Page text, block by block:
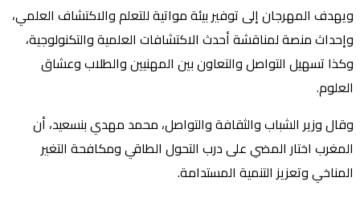
ويهدف المهرجان إلى توفير بيئة مواتية للتعلم والاكتشاف العلمي،
وإحداث منصة لمناقشة أحدث الاكتشافات العلمية والتكنولوجية،
وكذا تسهيل التواصل والتعاون بين المهنيين والطلاب وعشاق
العلوم.
وقال وزير الشباب والثقافة والتواصل، محمد مهدي بنسعيد، أن
المغرب اختار المضي على درب التحول الطاقي ومكافحة التغير
المناخي وتعزيز التنمية المستدامة.